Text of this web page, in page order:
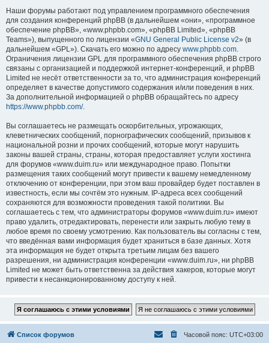
Наши форумы работают под управлением программного обеспечения
для создания конференций phpBB (в дальнейшем «они», «программное
обеспечение phpBB», «www.phpbb.com», «phpBB Limited», «phpBB
Teams»), выпущенного по лицензии «GNU General Public License v2» (в
дальнейшем «GPL»). Скачать его можно по адресу www.phpbb.com.
Ограничения лицензии GPL для программного обеспечения phpBB строго
связаны с организацией и поддержкой интернет-конференций, и phpBB
Limited не несёт ответственности за то, что администрация конференций
определяет в качестве допустимого содержания и/или поведения в них.
За дополнительной информацией о phpBB обращайтесь по адресу
https://www.phpbb.com/.
Вы соглашаетесь не размещать оскорбительных, угрожающих,
клеветнических сообщений, порнографических сообщений, призывов к
национальной розни и прочих сообщений, которые могут нарушить
законы вашей страны, страны, которая предоставляет услуги хостинга
для форумов «www.duim.ru» или международное право. Попытки
размещения таких сообщений могут привести к вашему немедленному
отключению от конференции, при этом ваш провайдер будет поставлен в
известность, если мы сочтём это нужным. IP-адреса всех сообщений
сохраняются для возможности проведения такой политики. Вы
соглашаетесь с тем, что администраторы форумов «www.duim.ru» имеют
право удалить, отредактировать, перенести или закрыть любую тему в
любое время по своему усмотрению. Как пользователь вы согласны с тем,
что введённая вами информация будет храниться в базе данных. Хотя
эта информация не будет открыта третьим лицам без вашего
разрешения, ни администрация конференции «www.duim.ru», ни phpBB
Limited не может быть ответственна за действия хакеров, которые могут
привести к несанкционированному доступу к ней.
Список форумов Часовой пояс: UTC+03:00